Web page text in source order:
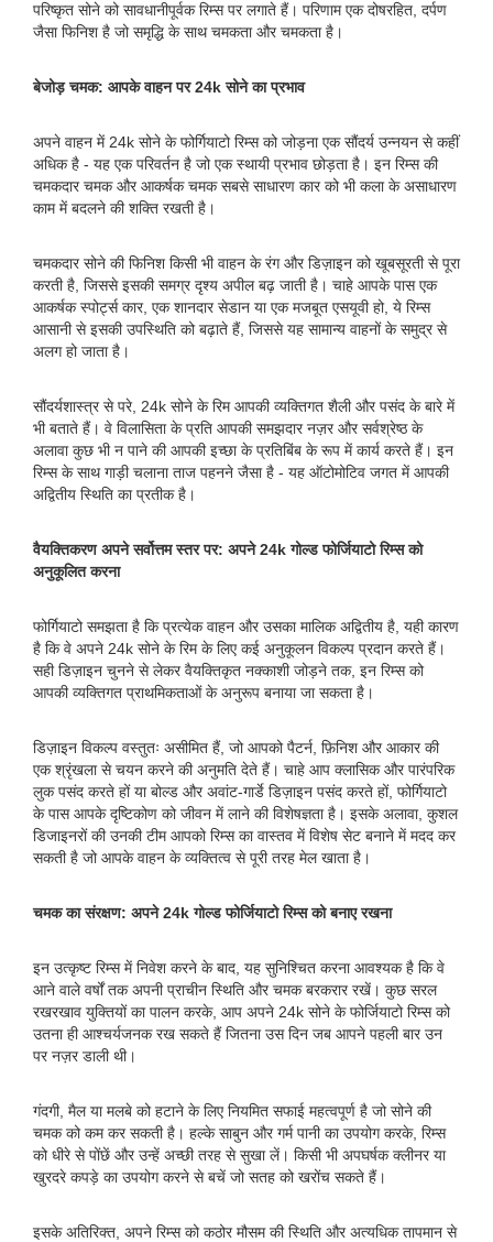
परिष्कृत सोने को सावधानीपूर्वक रिम्स पर लगाते हैं। परिणाम एक दोषरहित, दर्पण
जैसा फिनिश है जो समृद्धि के साथ चमकता और चमकता है।
बेजोड़ चमक: आपके वाहन पर 24k सोने का प्रभाव
अपने वाहन में 24k सोने के फोर्गियाटो रिम्स को जोड़ना एक सौंदर्य उन्नयन से कहीं
अधिक है - यह एक परिवर्तन है जो एक स्थायी प्रभाव छोड़ता है। इन रिम्स की
चमकदार चमक और आकर्षक चमक सबसे साधारण कार को भी कला के असाधारण
काम में बदलने की शक्ति रखती है।
चमकदार सोने की फिनिश किसी भी वाहन के रंग और डिज़ाइन को खूबसूरती से पूरा
करती है, जिससे इसकी समग्र दृश्य अपील बढ़ जाती है। चाहे आपके पास एक
आकर्षक स्पोर्ट्स कार, एक शानदार सेडान या एक मजबूत एसयूवी हो, ये रिम्स
आसानी से इसकी उपस्थिति को बढ़ाते हैं, जिससे यह सामान्य वाहनों के समुद्र से
अलग हो जाता है।
सौंदर्यशास्त्र से परे, 24k सोने के रिम आपकी व्यक्तिगत शैली और पसंद के बारे में
भी बताते हैं। वे विलासिता के प्रति आपकी समझदार नज़र और सर्वश्रेष्ठ के
अलावा कुछ भी न पाने की आपकी इच्छा के प्रतिबिंब के रूप में कार्य करते हैं। इन
रिम्स के साथ गाड़ी चलाना ताज पहनने जैसा है - यह ऑटोमोटिव जगत में आपकी
अद्वितीय स्थिति का प्रतीक है।
वैयक्तिकरण अपने सर्वोत्तम स्तर पर: अपने 24k गोल्ड फोर्जियाटो रिम्स को
अनुकूलित करना
फोर्गियाटो समझता है कि प्रत्येक वाहन और उसका मालिक अद्वितीय है, यही कारण
है कि वे अपने 24k सोने के रिम के लिए कई अनुकूलन विकल्प प्रदान करते हैं।
सही डिज़ाइन चुनने से लेकर वैयक्तिकृत नक्काशी जोड़ने तक, इन रिम्स को
आपकी व्यक्तिगत प्राथमिकताओं के अनुरूप बनाया जा सकता है।
डिज़ाइन विकल्प वस्तुतः असीमित हैं, जो आपको पैटर्न, फ़िनिश और आकार की
एक श्रृंखला से चयन करने की अनुमति देते हैं। चाहे आप क्लासिक और पारंपरिक
लुक पसंद करते हों या बोल्ड और अवांट-गार्डे डिज़ाइन पसंद करते हों, फोर्गियाटो
के पास आपके दृष्टिकोण को जीवन में लाने की विशेषज्ञता है। इसके अलावा, कुशल
डिजाइनरों की उनकी टीम आपको रिम्स का वास्तव में विशेष सेट बनाने में मदद कर
सकती है जो आपके वाहन के व्यक्तित्व से पूरी तरह मेल खाता है।
चमक का संरक्षण: अपने 24k गोल्ड फोर्जियाटो रिम्स को बनाए रखना
इन उत्कृष्ट रिम्स में निवेश करने के बाद, यह सुनिश्चित करना आवश्यक है कि वे
आने वाले वर्षों तक अपनी प्राचीन स्थिति और चमक बरकरार रखें। कुछ सरल
रखरखाव युक्तियों का पालन करके, आप अपने 24k सोने के फोर्जियाटो रिम्स को
उतना ही आश्चर्यजनक रख सकते हैं जितना उस दिन जब आपने पहली बार उन
पर नज़र डाली थी।
गंदगी, मैल या मलबे को हटाने के लिए नियमित सफाई महत्वपूर्ण है जो सोने की
चमक को कम कर सकती है। हल्के साबुन और गर्म पानी का उपयोग करके, रिम्स
को धीरे से पोंछें और उन्हें अच्छी तरह से सुखा लें। किसी भी अपघर्षक क्लीनर या
खुरदरे कपड़े का उपयोग करने से बचें जो सतह को खरोंच सकते हैं।
इसके अतिरिक्त, अपने रिम्स को कठोर मौसम की स्थिति और अत्यधिक तापमान से